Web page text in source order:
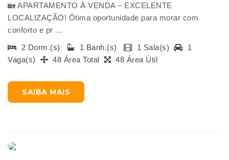
🏡 APARTAMENTO À VENDA – EXCELENTE
LOCALIZAÇÃO! Ótima oportunidade para morar com
conforto e pr ...
2 Dorm.(s)
1 Banh.(s) 1 Sala(s)
1
Vaga(s)
48 Área Total 48 Área Útil
SAIBA MAIS